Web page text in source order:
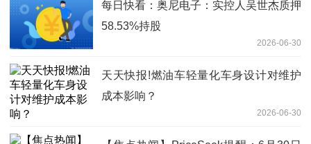
每日快看：奥尼电子：实控人吴世杰质押
58.53%持股
2026-06-30
天天快报!燃油车轻量化车身设计对维护
成本影响？
2026-06-30